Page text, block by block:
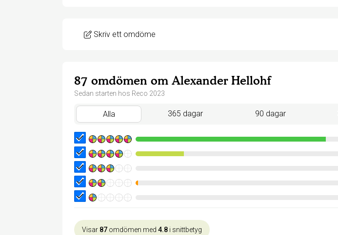
Skriv ett omdöme
87 omdömen om Alexander Hellohf
Sedan starten hos Reco 2023
Alla 365 dagar 90 dagar
Visar 87 omdömen med 4.8 i snittbetyg